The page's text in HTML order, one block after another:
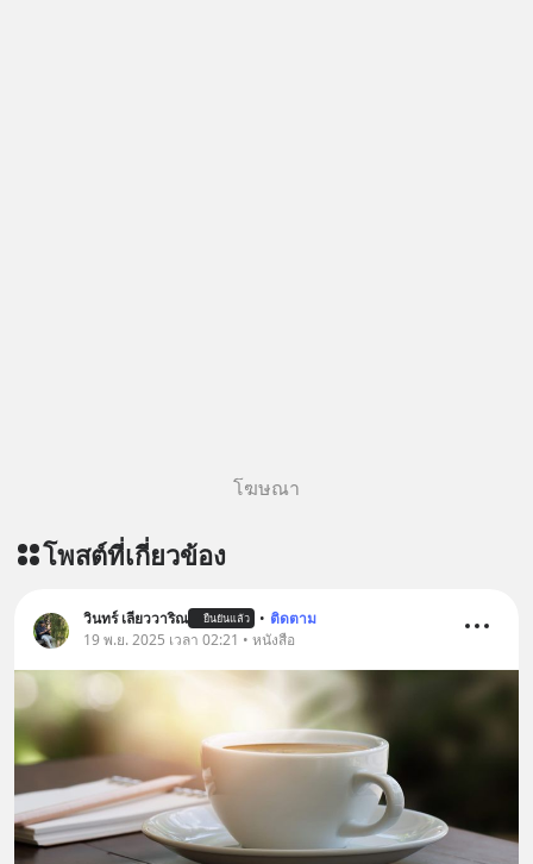
โฆษณา
โพสต์ที่เกี่ยวข้อง
วินทร์ เลียววาริณ ยืนยันแล้ว • ติดตาม
19 พ.ย. 2025 เวลา 02:21 • หนังสือ